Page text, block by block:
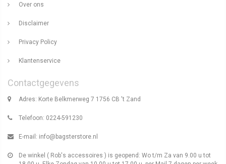
Over ons
Disclaimer
Privacy Policy
Klantenservice
Contactgegevens
Adres: Korte Belkmerweg 7 1756 CB 't Zand
Telefoon: 0224-591230
E-mail: info@bagsterstore.nl
De winkel ( Rob's accessoires ) is geopend: Wo t/m Za van 9.00 u tot